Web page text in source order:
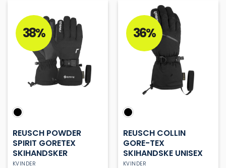
flere
varianter.
Mulighederne
vælges
på
varesiden
har
flere
varianter.
Mulighederne
kan
vælges
varesiden
38%
KVINDER
REUSCH POWDER
SPIRIT GORETEX
SKIHANDSKER
36%
KVINDER
REUSCH COLLIN
GORE-TEX
SKIHANDSKE UNISEX